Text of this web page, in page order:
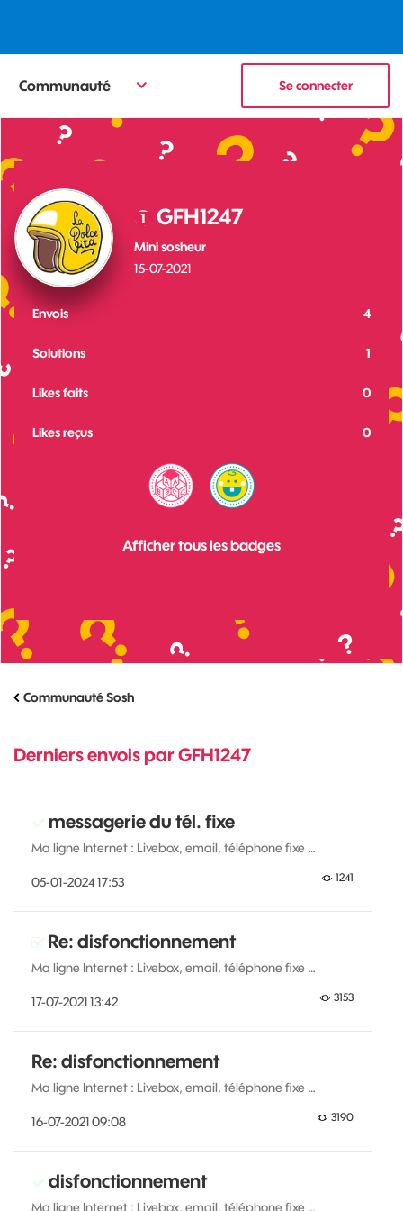
Communauté Se connecter
GFH1247
Mini sosheur
‎15-07-2021
4
Envois
1
Solutions
0
Likes faits
0
Likes reçus
Afficher tous les badges
Communauté Sosh
Derniers envois par GFH1247
messagerie du tél. fixe
Ma ligne Internet : Livebox, email, téléphone fixe …
1241
‎05-01-202417:53
Re: disfonctionnement
Ma ligne Internet : Livebox, email, téléphone fixe …
3153
‎17-07-202113:42
Re: disfonctionnement
Ma ligne Internet : Livebox, email, téléphone fixe …
3190
‎16-07-202109:08
disfonctionnement
Ma ligne Internet : Livebox, email, téléphone fixe …